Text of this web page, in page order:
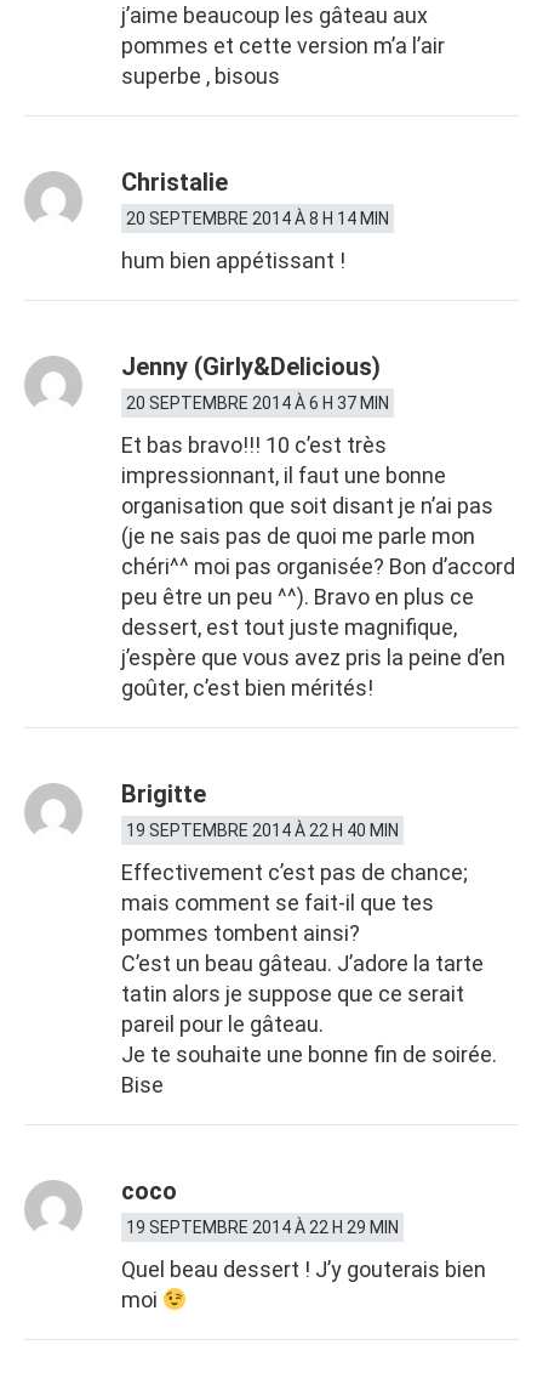
j’aime beaucoup les gâteau aux
pommes et cette version m’a l’air
superbe , bisous
Christalie
20 SEPTEMBRE 2014 À 8 H 14 MIN
hum bien appétissant !
Jenny (Girly&Delicious)
20 SEPTEMBRE 2014 À 6 H 37 MIN
Et bas bravo!!! 10 c’est très
impressionnant, il faut une bonne
organisation que soit disant je n’ai pas
(je ne sais pas de quoi me parle mon
chéri^^ moi pas organisée? Bon d’accord
peu être un peu ^^). Bravo en plus ce
dessert, est tout juste magnifique,
j’espère que vous avez pris la peine d’en
goûter, c’est bien mérités!
Brigitte
19 SEPTEMBRE 2014 À 22 H 40 MIN
Effectivement c’est pas de chance;
mais comment se fait-il que tes
pommes tombent ainsi?
C’est un beau gâteau. J’adore la tarte
tatin alors je suppose que ce serait
pareil pour le gâteau.
Je te souhaite une bonne fin de soirée.
Bise
coco
19 SEPTEMBRE 2014 À 22 H 29 MIN
Quel beau dessert ! J’y gouterais bien
moi